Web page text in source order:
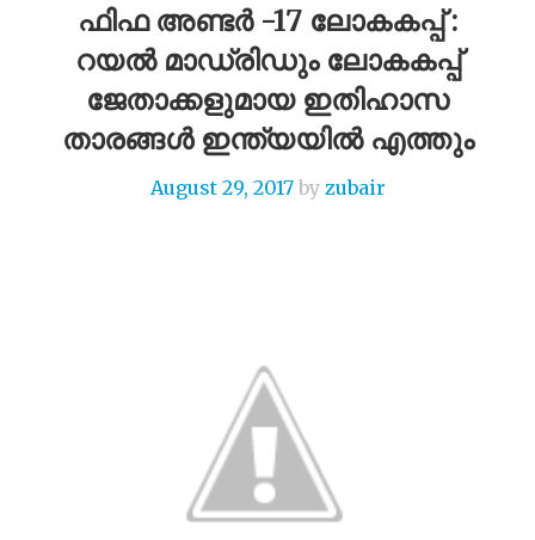
ഫിഫ അണ്ടർ -17 ലോകകപ്പ് :
റയൽ മാഡ്രിഡും ലോകകപ്പ്
ജേതാക്കളുമായ ഇതിഹാസ
താരങ്ങൾ ഇന്ത്യയിൽ എത്തും
August 29, 2017by zubair